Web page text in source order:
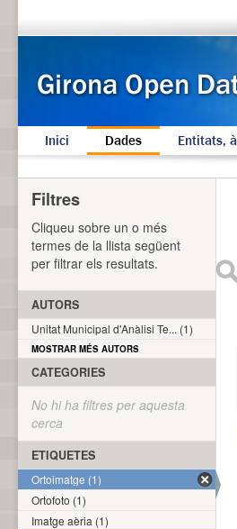
Inici Dades Entitats,
Filtres
Cliqueu sobre un o més
termes de la llista següent
per filtrar els resultats.
AUTORS
Unitat Municipal d'Anàlisi Te... (1)
MOSTRAR MÉS AUTORS
CATEGORIES
No hi ha filtres per aquesta
cerca
ETIQUETES
Ortoimatge (1)
Ortofoto (1)
Imatge aèria (1)